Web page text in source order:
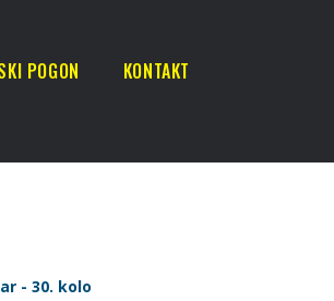
POGON KONTAKT